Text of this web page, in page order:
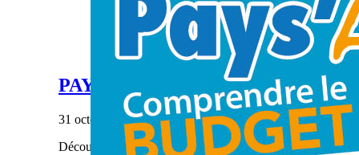
PAYS’ÂGES #28
Aide à domicile,CIAS,Enfance &
PAYS’ÂGES #28
31 octobre 2023|
Découvrez notre dernier numéro de Pays'âges.